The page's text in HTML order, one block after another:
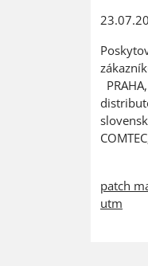
patch
utm